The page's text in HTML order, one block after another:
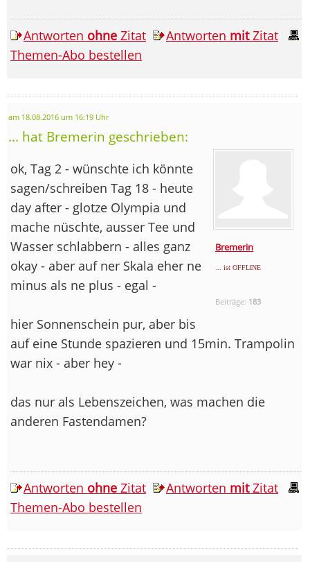
Antworten ohne Zitat Antworten mitZitat
Themen-Abo bestellen
am 18.08.2016 um 16:19 Uhr
... hat Bremerin geschrieben:
Bremerin
... ist OFFLINE
Beiträge: 183
ok, Tag 2 - wünschte ich könnte
sagen/schreiben Tag 18 - heute
day after - glotze Olympia und
mache nüschte, ausser Tee und
Wasser schlabbern - alles ganz
okay - aber auf ner Skala eher ne
minus als ne plus - egal -
hier Sonnenschein pur, aber bis
auf eine Stunde spazieren und 15min. Trampolin
war nix - aber hey -
das nur als Lebenszeichen, was machen die
anderen Fastendamen?
Antworten ohne Zitat Antworten mitZitat
Themen-Abo bestellen